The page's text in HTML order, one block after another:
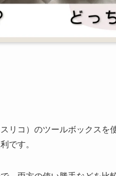
リコ）のツールボックスを
です。